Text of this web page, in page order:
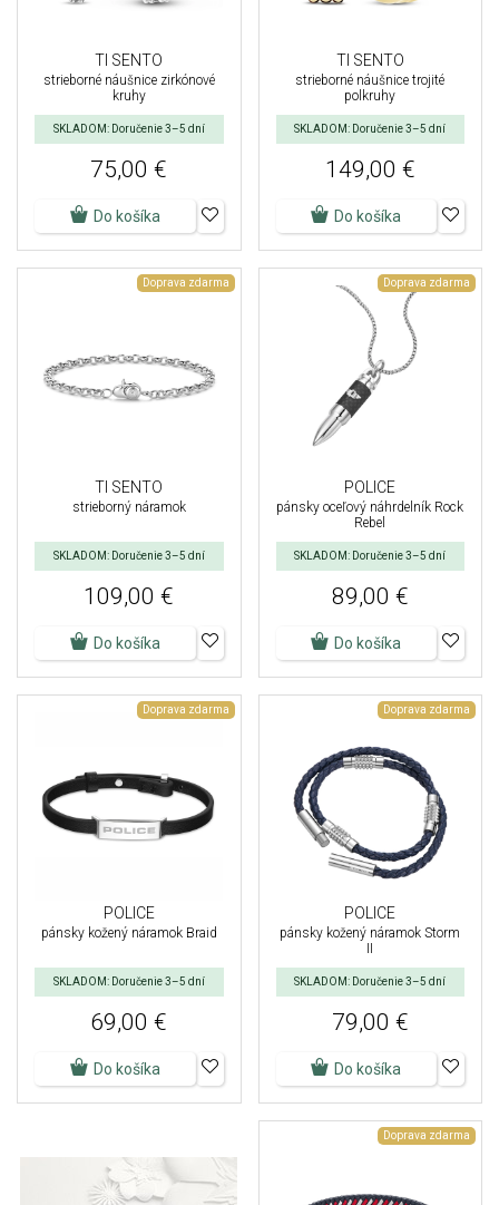
TI SENTO
strieborné náušnice zirkónové
kruhy
SKLADOM: Doručenie 3–5 dní
75,00 €
Do košíka
TI SENTO
strieborné náušnice trojité
polkruhy
SKLADOM: Doručenie 3–5 dní
149,00 €
Do košíka
Doprava zdarma
TI SENTO
strieborný náramok
SKLADOM: Doručenie 3–5 dní
109,00 €
Do košíka
Doprava zdarma
POLICE
pánsky oceľový náhrdelník Rock
Rebel
SKLADOM: Doručenie 3–5 dní
89,00 €
Do košíka
Doprava zdarma
POLICE
pánsky kožený náramok Braid
SKLADOM: Doručenie 3–5 dní
69,00 €
Do košíka
Doprava zdarma
POLICE
pánsky kožený náramok Storm
II
SKLADOM: Doručenie 3–5 dní
79,00 €
Do košíka
Doprava zdarma